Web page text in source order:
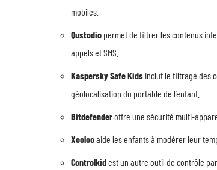
mobiles.
Qustodio permet de filtrer les contenus
appels et SMS.
Kaspersky Safe Kids inclut le filtrage des
géolocalisation du portable de l’enfant.
Bitdefenderoffre une sécurité multi-
Xoolooaide les enfants à modérer leur
Controlkidest un autre outil de contrôle